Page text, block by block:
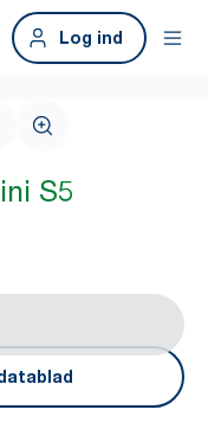
Log ind
S5